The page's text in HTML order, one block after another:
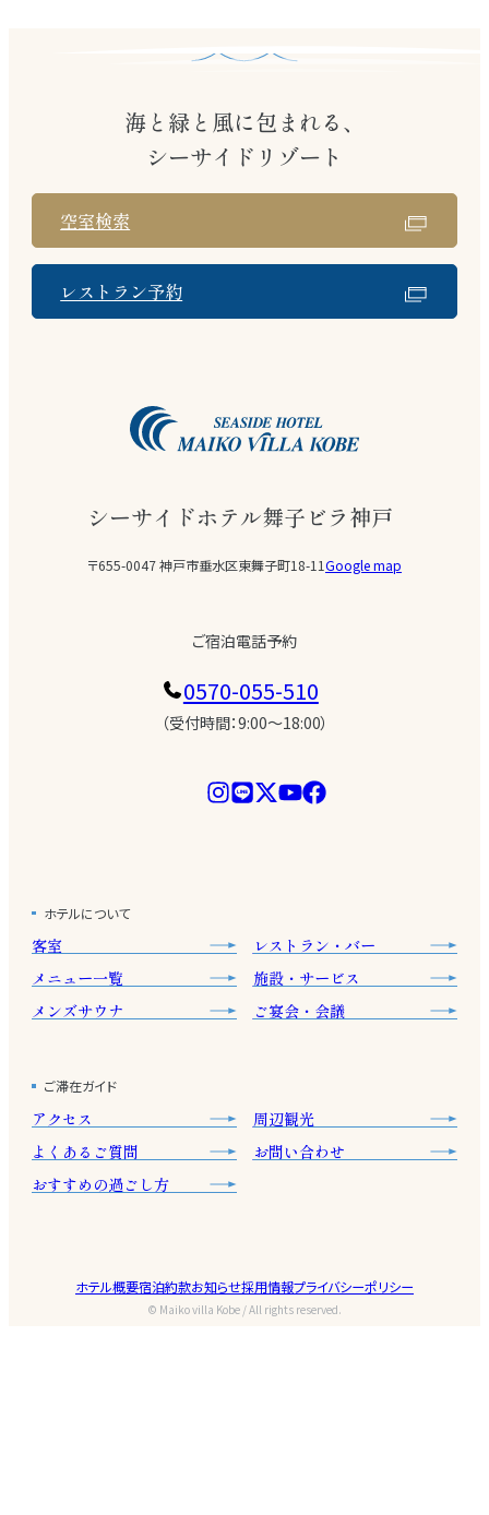
海と緑と風に包まれる、
シーサイドリゾート
空室検索
レストラン予約
シーサイドホテル舞子ビラ神戸
〒655-0047 神戸市垂水区東舞子町18-11Google map
ご宿泊電話予約
0570-055-510
（受付時間：9:00〜18:00）
ホテルについて
客室
レストラン・バー
メニュー一覧
施設・サービス
メンズサウナ
ご宴会・会議
ご滞在ガイド
アクセス
周辺観光
よくあるご質問
お問い合わせ
おすすめの過ごし方
ホテル概要宿泊約款お知らせ採用情報プライバシーポリシー
© Maiko villa Kobe / All rights reserved.